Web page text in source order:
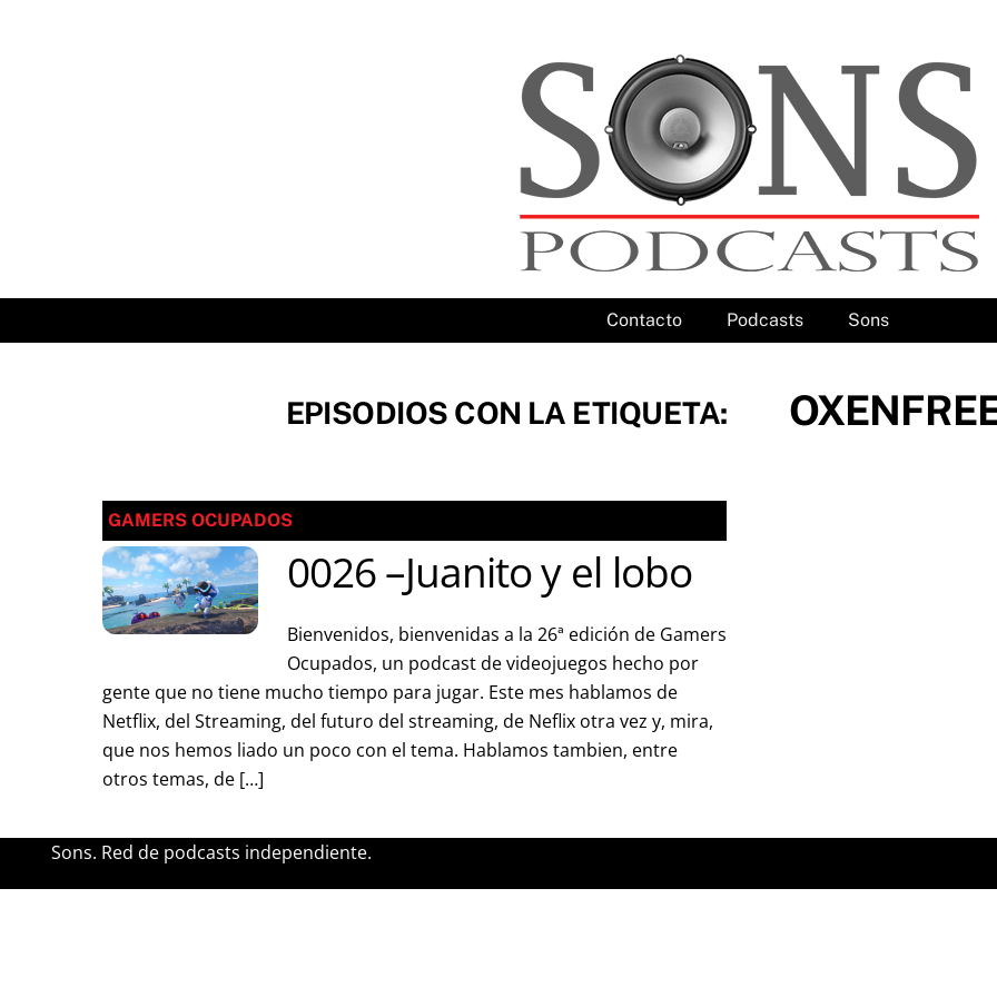
Contacto Podcasts Sons
EPISODIOS CON LA ETIQUETA:
GAMERS OCUPADOS
0026 –Juanito y el lobo
Bienvenidos, bienvenidas a la 26ª edición de Gamers
Ocupados, un podcast de videojuegos hecho por
gente que no tiene mucho tiempo para jugar. Este mes hablamos de
Netflix, del Streaming, del futuro del streaming, de Neflix otra vez y, mira,
que nos hemos liado un poco con el tema. Hablamos tambien, entre
otros temas, de […]
Sons. Red de podcasts independiente.